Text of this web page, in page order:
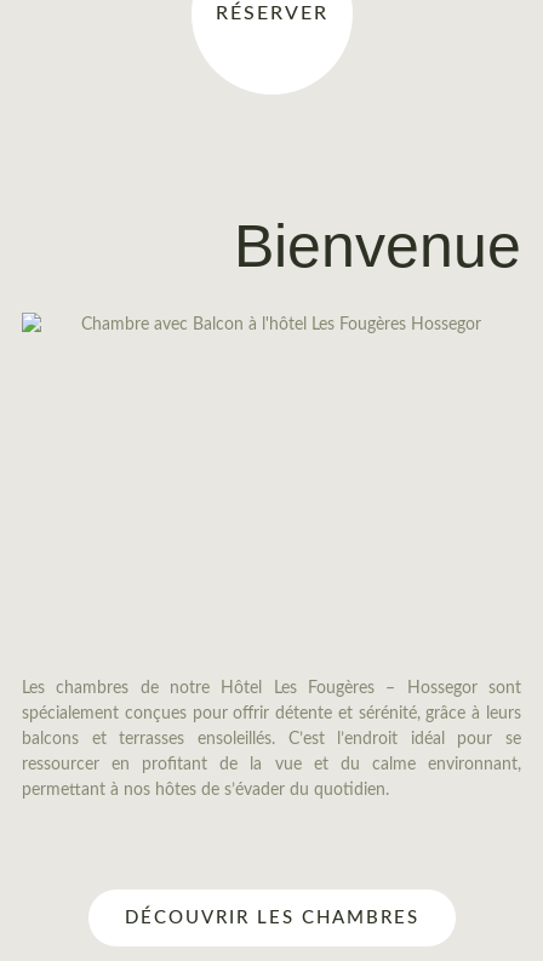
RÉSERVER
Bienvenue
Les chambres de notre Hôtel Les Fougères – Hossegor sont
spécialement conçues pour offrir détente et sérénité, grâce à leurs
balcons et terrasses ensoleillés. C’est l’endroit idéal pour se
ressourcer en profitant de la vue et du calme environnant,
permettant à nos hôtes de s’évader du quotidien.
DÉCOUVRIR LES CHAMBRES